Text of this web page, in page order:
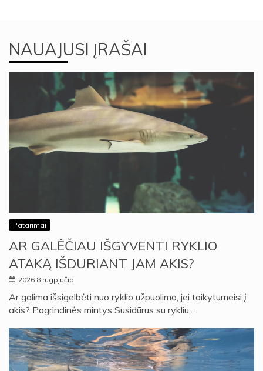
NAUAJUSI ĮRAŠAI
Patarimai
AR GALĖČIAU IŠGYVENTI RYKLIO
ATAKĄ IŠDURIANT JAM AKIS?
2026 8 rugpjūčio
Ar galima išsigelbėti nuo ryklio užpuolimo, jei taikytumeisi į
akis? Pagrindinės mintys Susidūrus su rykliu,…